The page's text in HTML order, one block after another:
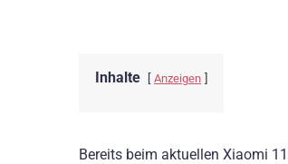
Inhalte Anzeigen
Bereits beim aktuellen Xiaomi